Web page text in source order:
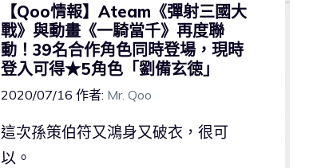
【Qoo情報】Ateam《彈射三國大
戰》與動畫《一騎當千》再度聯
動！39名合作角色同時登場，現時
登入可得★5角色「劉備玄徳」
2020/07/16 作者: Mr. Qoo
這次孫策伯符又鴻身又破衣，很可
以。